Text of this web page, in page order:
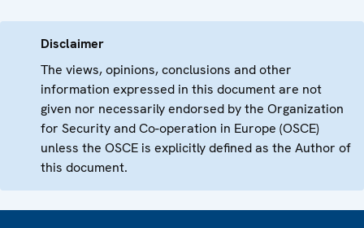
Disclaimer
The views, opinions, conclusions and other
information expressed in this document are not
given nor necessarily endorsed by the Organization
for Security and Co-operation in Europe (OSCE)
unless the OSCE is explicitly defined as the Author of
this document.